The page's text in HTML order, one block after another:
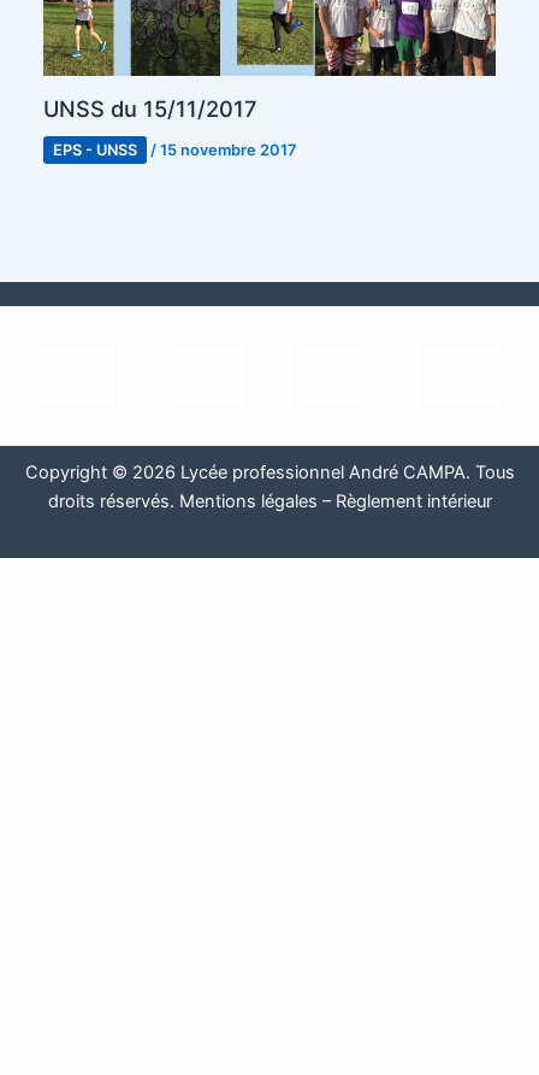
UNSS du 15/11/2017
EPS - UNSS /15 novembre 2017
Copyright © 2026 Lycée professionnel André CAMPA. Tous
droits réservés. Mentions légales – Règlement intérieur